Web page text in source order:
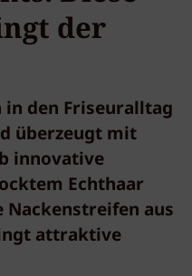
der
den Friseuralltag
überzeugt mit
innovative
Echthaar
Nackenstreifen aus
attraktive